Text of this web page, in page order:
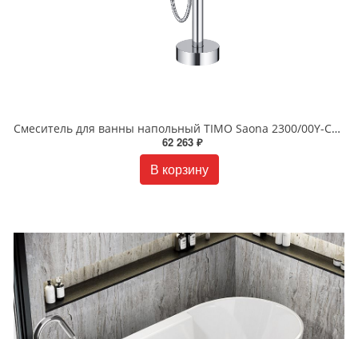
Смеситель для ванны напольный TIMO Saona 2300/00Y-CR хром
62 263 ₽
В корзину